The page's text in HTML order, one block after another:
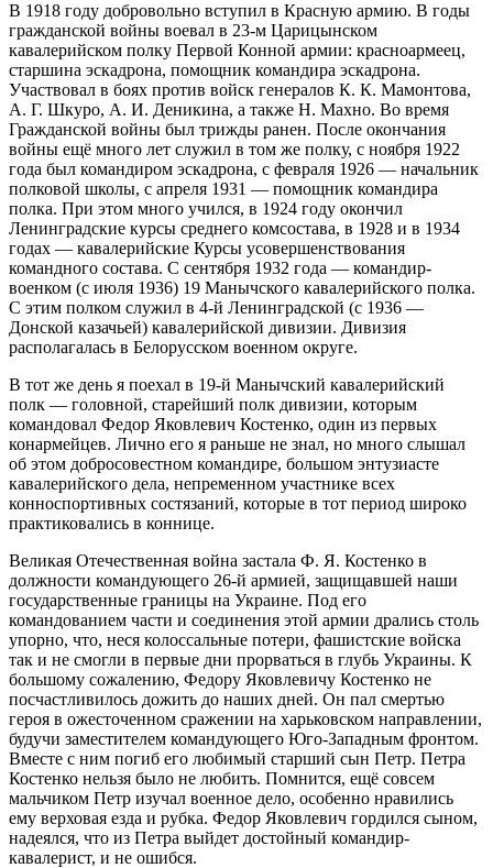
В 1918 году добровольно вступил в Красную армию. В годы
гражданской войны воевал в 23-м Царицынском
кавалерийском полку Первой Конной армии: красноармеец,
старшина эскадрона, помощник командира эскадрона.
Участвовал в боях против войск генералов К. К. Мамонтова,
А. Г. Шкуро, А. И. Деникина, а также Н. Махно. Во время
Гражданской войны был трижды ранен. После окончания
войны ещё много лет служил в том же полку, с ноября 1922
года был командиром эскадрона, с февраля 1926 — начальник
полковой школы, с апреля 1931 — помощник командира
полка. При этом много учился, в 1924 году окончил
Ленинградские курсы среднего комсостава, в 1928 и в 1934
годах — кавалерийские Курсы усовершенствования
командного состава. С сентября 1932 года — командир-
военком (с июля 1936) 19 Манычского кавалерийского полка.
С этим полком служил в 4-й Ленинградской (с 1936 —
Донской казачьей) кавалерийской дивизии. Дивизия
располагалась в Белорусском военном округе.
В тот же день я поехал в 19-й Манычский кавалерийский
полк — головной, старейший полк дивизии, которым
командовал Федор Яковлевич Костенко, один из первых
конармейцев. Лично его я раньше не знал, но много слышал
об этом добросовестном командире, большом энтузиасте
кавалерийского дела, непременном участнике всех
конноспортивных состязаний, которые в тот период широко
практиковались в коннице.
Великая Отечественная война застала Ф. Я. Костенко в
должности командующего 26-й армией, защищавшей наши
государственные границы на Украине. Под его
командованием части и соединения этой армии дрались столь
упорно, что, неся колоссальные потери, фашистские войска
так и не смогли в первые дни прорваться в глубь Украины. К
большому сожалению, Федору Яковлевичу Костенко не
посчастливилось дожить до наших дней. Он пал смертью
героя в ожесточенном сражении на харьковском направлении,
будучи заместителем командующего Юго-Западным фронтом.
Вместе с ним погиб его любимый старший сын Петр. Петра
Костенко нельзя было не любить. Помнится, ещё совсем
мальчиком Петр изучал военное дело, особенно нравились
ему верховая езда и рубка. Федор Яковлевич гордился сыном,
надеялся, что из Петра выйдет достойный командир-
кавалерист, и не ошибся.